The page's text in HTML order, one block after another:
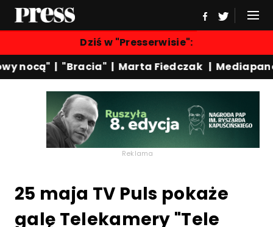
Dziś w "Presserwisie":
nocą"|"Bracia"| Marta Fiedczak|Mediapanel
Reklama
25 maja TV Puls pokaże
galę Telekamery "Tele